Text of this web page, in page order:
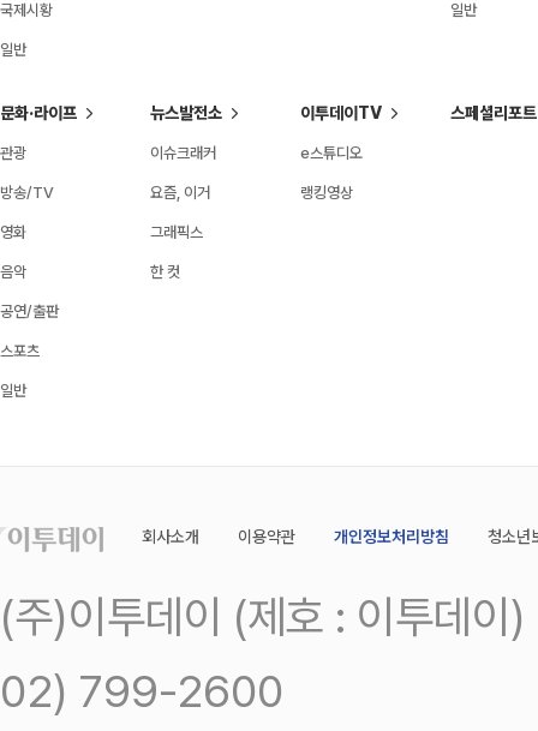
국제시황
일반
일반
문화·라이프
관광
방송/TV
영화
음악
공연/출판
스포츠
일반
뉴스발전소
이슈크래커
요즘, 이거
그래픽스
한 컷
이투데이TV
e스튜디오
랭킹영상
스페셜리포트
회사소개 이용약관 개인정보처리방침 청소년
(주)이투데이 (제호 : 이투데
02) 799-2600